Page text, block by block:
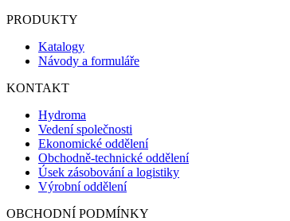
PRODUKTY
Katalogy
Návody a formuláře
KONTAKT
Hydroma
Vedení společnosti
Ekonomické oddělení
Obchodně-technické oddělení
Úsek zásobování a logistiky
Výrobní oddělení
OBCHODNÍ PODMÍNKY